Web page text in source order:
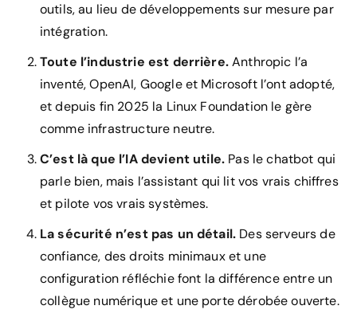
outils, au lieu de développements sur mesure par
intégration.
Toute l’industrie est derrière.Anthropic l’a
inventé, OpenAI, Google et Microsoft l’ont adopté,
et depuis fin 2025 la Linux Foundation le gère
comme infrastructure neutre.
C’est là que l’IA devient utile. Pas le chatbot qui
parle bien, mais l’assistant qui lit vos vrais chiffres
et pilote vos vrais systèmes.
La sécurité n’est pas un détail. Des serveurs de
confiance, des droits minimaux et une
configuration réfléchie font la différence entre un
collègue numérique et une porte dérobée ouverte.